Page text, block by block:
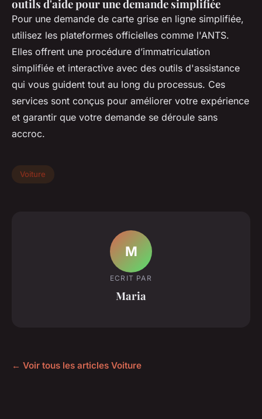
outils d'aide pour une demande simplifiée
Pour une demande de carte grise en ligne simplifiée,
utilisez les plateformes officielles comme l'ANTS.
Elles offrent une procédure d’immatriculation
simplifiée et interactive avec des outils d'assistance
qui vous guident tout au long du processus. Ces
services sont conçus pour améliorer votre expérience
et garantir que votre demande se déroule sans
accroc.
Voiture
M
ECRIT PAR
Maria
← Voir tous les articles Voiture